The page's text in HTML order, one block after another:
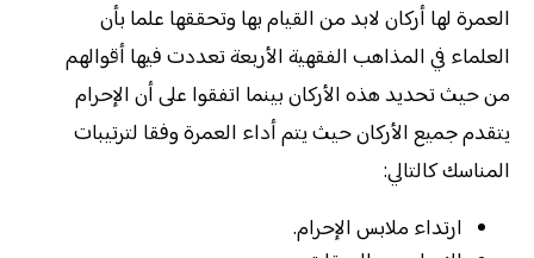
العمرة لها أركان لابد من القيام بها وتحققها علما بأن
العلماء في المذاهب الفقهية الأربعة تعددت فيها أقوالهم
من حيث تحديد هذه الأركان بينما اتفقوا على أن الإحرام
يتقدم جميع الأركان حيث يتم أداء العمرة وفقا لترتيبات
المناسك كالتالي:
ارتداء ملابس الإحرام.